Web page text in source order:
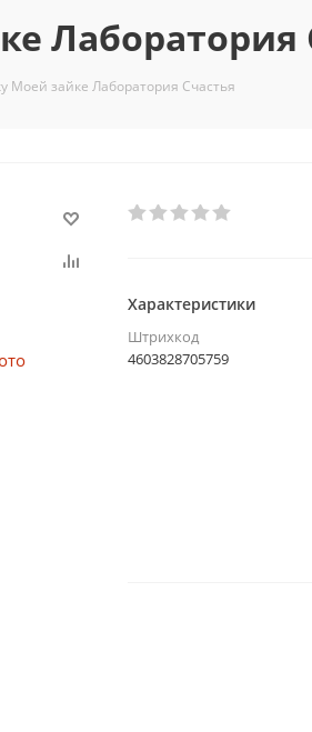
Лаборатория
Моей зайке Лаборатория Счастья
Характеристики
Штрихкод
4603828705759